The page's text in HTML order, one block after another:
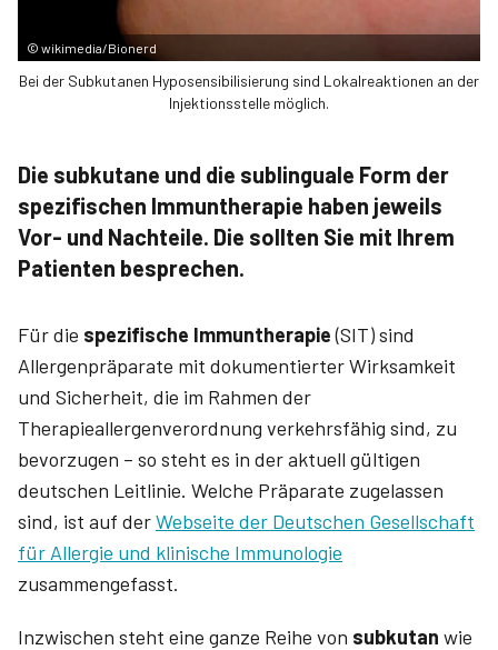
© wikimedia/Bionerd
Bei der Subkutanen Hyposensibilisierung sind Lokalreaktionen an der
Injektionsstelle möglich.
Die subkutane und die sublinguale Form der
spezifischen Immuntherapie haben jeweils
Vor- und Nachteile. Die sollten Sie mit Ihrem
Patienten besprechen.
Für die spezifische Immuntherapie(SIT) sind
Allergenpräparate mit dokumentierter Wirksamkeit
und Sicherheit, die im Rahmen der
Therapieallergenverordnung verkehrsfähig sind, zu
bevorzugen – so steht es in der aktuell gültigen
deutschen Leitlinie. Welche Präparate zugelassen
sind, ist auf derWebseite der Deutschen Gesellschaft
für Allergie und klinische Immunologie
zusammengefasst.
Inzwischen steht eine ganze Reihe von subkutan wie